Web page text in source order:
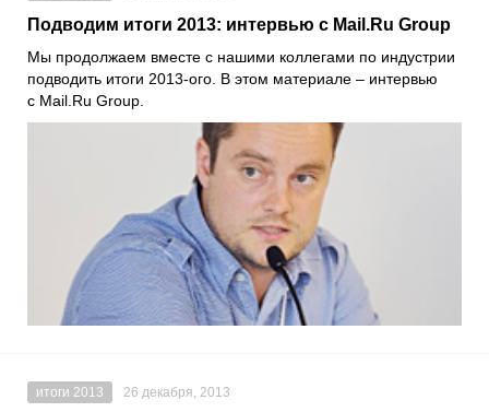
Подводим итоги 2013: интервью с Mail.Ru Group
Мы продолжаем вместе с нашими коллегами по индустрии
подводить итоги 2013-ого. В этом материале – интервью
с Mail.Ru Group.
итоги 2013 26 декабря, 2013